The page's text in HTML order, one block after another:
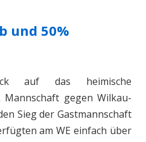
und 50%
auf das heimische
gegen Wilkau-
Sieg der Gastmannschaft
am WE einfach über